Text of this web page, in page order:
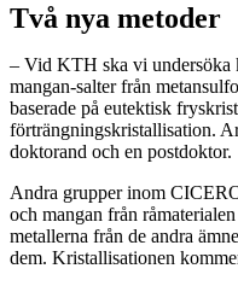
Två nya metoder
– Vid KTH ska vi undersöka
mangan-salter från
baserade på eutektisk
förträngningskristallisation.
doktorand och en postdoktor.
Andra grupper inom
och mangan från
metallerna från de andra
dem. Kristallisationen